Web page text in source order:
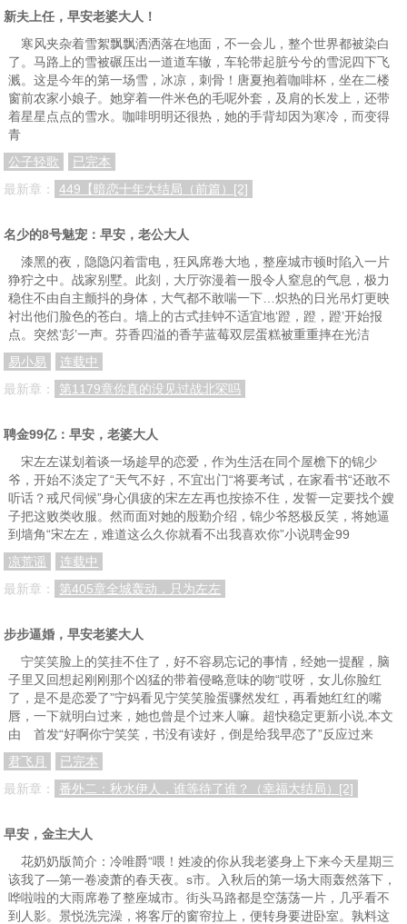
新夫上任，早安老婆大人！
寒风夹杂着雪絮飘飘洒洒落在地面，不一会儿，整个世界都被染白
了。马路上的雪被碾压出一道道车辙，车轮带起脏兮兮的雪泥四下飞
溅。这是今年的第一场雪，冰凉，刺骨！唐夏抱着咖啡杯，坐在二楼
窗前农家小娘子。她穿着一件米色的毛呢外套，及肩的长发上，还带
着星星点点的雪水。咖啡明明还很热，她的手背却因为寒冷，而变得
青
公子轻歌
已完本
最新章：
449【暗恋十年大结局（前篇）[2]
名少的8号魅宠：早安，老公大人
漆黑的夜，隐隐闪着雷电，狂风席卷大地，整座城市顿时陷入一片
狰狞之中。战家别墅。此刻，大厅弥漫着一股令人窒息的气息，极力
稳住不由自主颤抖的身体，大气都不敢喘一下…炽热的日光吊灯更映
衬出他们脸色的苍白。墙上的古式挂钟不适宜地‘蹬，蹬，蹬’开始报
点。突然‘彭’一声。芬香四溢的香芋蓝莓双层蛋糕被重重摔在光洁
易小易
连载中
最新章：
第1179章你真的没见过战北罙吗
聘金99亿：早安，老婆大人
宋左左谋划着谈一场趁早的恋爱，作为生活在同个屋檐下的锦少
爷，开始不淡定了“天气不好，不宜出门“将要考试，在家看书“还敢不
听话？戒尺伺候”身心俱疲的宋左左再也按捺不住，发誓一定要找个嫂
子把这败类收服。然而面对她的殷勤介绍，锦少爷怒极反笑，将她逼
到墙角“宋左左，难道这么久你就看不出我喜欢你”小说聘金99
凉荒谣
连载中
最新章：
第405章全城轰动，只为左左
步步逼婚，早安老婆大人
宁笑笑脸上的笑挂不住了，好不容易忘记的事情，经她一提醒，脑
子里又回想起刚刚那个凶猛的带着侵略意味的吻“哎呀，女儿你脸红
了，是不是恋爱了”宁妈看见宁笑笑脸蛋骤然发红，再看她红红的嘴
唇，一下就明白过来，她也曾是个过来人嘛。超快稳定更新小说,本文
由 首发“好啊你宁笑笑，书没有读好，倒是给我早恋了”反应过来
君飞月
已完本
最新章：
番外二：秋水伊人，谁等待了谁？（幸福大结局）[2]
早安，金主大人
花奶奶版简介：冷唯爵“喂！姓凌的你从我老婆身上下来今天星期三
该我了—第一卷凌萧的春天夜。s市。入秋后的第一场大雨轰然落下，
哗啦啦的大雨席卷了整座城市。街头马路都是空荡荡一片，几乎看不
到人影。景悦洗完澡，将客厅的窗帘拉上，便转身要进卧室。孰料这